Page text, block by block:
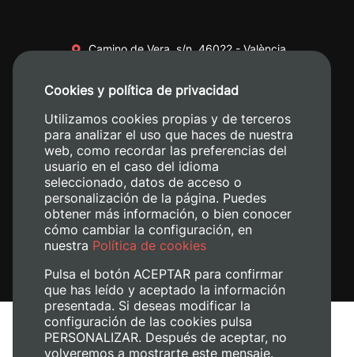
Camino de Vera, s/n. 46022 - València
+34 620 04 00 50
Aviso legal
Política de cookies
Cookies y política de privacidad
Utilizamos cookies propias y de terceros
para analizar el uso que haces de nuestra
web, como recordar las preferencias del
usuario en el caso del idioma
seleccionado, datos de acceso o
personalización de la página. Puedes
obtener más información, o bien conocer
cómo cambiar la configuración, en
nuestra Política de cookies
Pulsa el botón ACEPTAR para confirmar
que has leído y aceptado la información
presentada. Si deseas modificar la
configuración de las cookies pulsa
PERSONALIZAR. Después de aceptar, no
volveremos a mostrarte este mensaje.